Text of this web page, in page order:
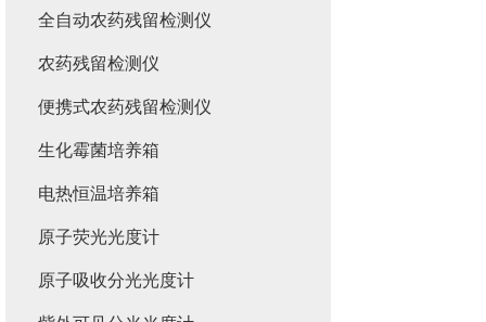
全自动农药残留检测仪
农药残留检测仪
便携式农药残留检测仪
生化霉菌培养箱
电热恒温培养箱
原子荧光光度计
原子吸收分光光度计